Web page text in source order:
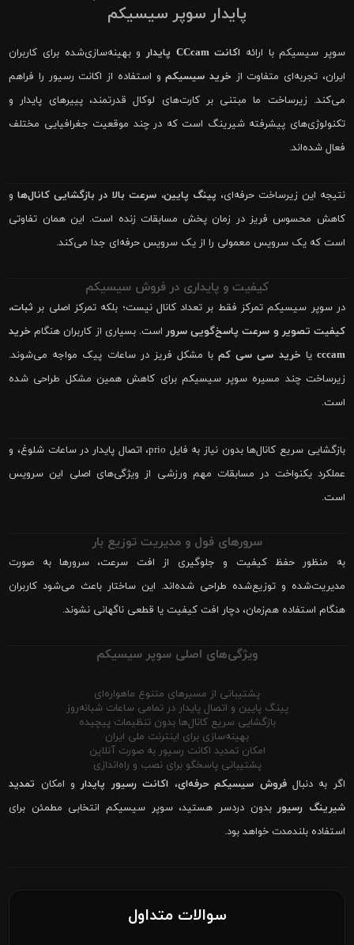
پایدار سوپر سیسیکم
سوپر سیسیکم با ارائه اکانت CCcam پایدار
و بهینه‌سازی‌شده برای کاربران
ایران، تجربه‌ای متفاوت از خرید سیسیکمو استفاده از اکانت رسیور را فراهم
می‌کند. زیرساخت ما مبتنی بر کارت‌های لوکال قدرتمند، پییرهای پایدار و
تکنولوژی‌های پیشرفته شیرینگ است که در چند موقعیت جغرافیایی مختلف
فعال شده‌اند.
نتیجه این زیرساخت حرفه‌ای، پینگ پایین، سرعت بالا در بازگشایی کانال‌هاو
کاهش محسوس فریز در زمان پخش مسابقات زنده است. این همان تفاوتی
است که یک سرویس معمولی را از یک سرویس حرفه‌ای جدا می‌کند.
کیفیت و پایداری در فروش سیسیکم
در سوپر سیسیکم تمرکز فقط بر تعداد کانال نیست؛ بلکه تمرکز اصلی بر ثبات،
کیفیت تصویر و سرعت پاسخ‌گویی سروراست. بسیاری از کاربران هنگام خرید
cccam یا خرید سی سی کمبا مشکل فریز در ساعات پیک مواجه می‌شوند.
زیرساخت چند مسیره سوپر سیسیکم برای کاهش همین مشکل طراحی شده
است.
بازگشایی سریع کانال‌ها بدون نیاز به فایل prio، اتصال پایدار در ساعات شلوغ، و
عملکرد یکنواخت در مسابقات مهم ورزشی از ویژگی‌های اصلی این سرویس
است.
سرورهای فول و مدیریت توزیع بار
به منظور حفظ کیفیت و جلوگیری از افت سرعت، سرورها به صورت
مدیریت‌شده و توزیع‌شده طراحی شده‌اند. این ساختار باعث می‌شود کاربران
هنگام استفاده هم‌زمان، دچار افت کیفیت یا قطعی ناگهانی نشوند.
ویژگی‌های اصلی سوپر سیسیکم
پشتیبانی از مسیرهای متنوع ماهواره‌ای
پینگ پایین و اتصال پایدار در تمامی ساعات شبانه‌روز
بازگشایی سریع کانال‌ها بدون تنظیمات پیچیده
بهینه‌سازی برای اینترنت ملی ایران
امکان تمدید اکانت رسیور به صورت آنلاین
پشتیبانی پاسخگو برای نصب و راه‌اندازی
اگر به دنبالفروش سیسیکم حرفه‌ای، اکانت رسیور پایدارو امکان تمدید
شیرینگ رسیوربدون دردسر هستید، سوپر سیسیکم انتخابی مطمئن برای
استفاده بلندمدت خواهد بود.
سوالات متداول